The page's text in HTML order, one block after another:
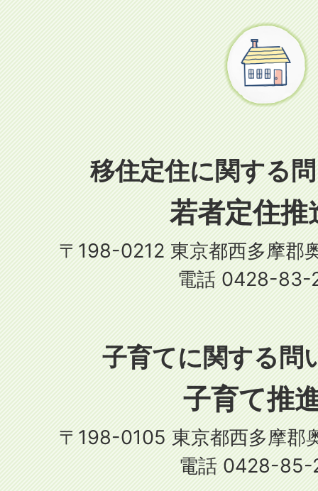
移住定住に関する
若者定住推
〒198-0212 東京都西多摩郡
電話 0428-83-
子育てに関する問
子育て推
〒198-0105 東京都西多摩郡
電話 0428-85-